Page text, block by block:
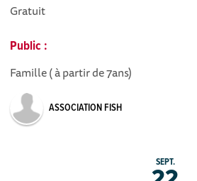
Gratuit
Public :
Famille ( à partir de 7ans)
ASSOCIATION FISH
SEPT.